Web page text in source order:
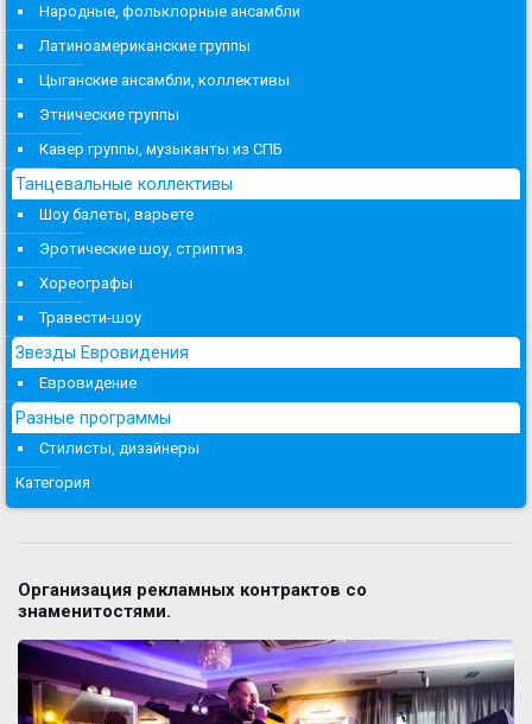
Народные, фольклорные ансамбли
Латиноамериканские группы
Цыганские ансамбли, коллективы
Этнические группы
Кавер группы, музыканты из СПБ
Танцевальные коллективы
Шоу балеты, варьете
Эротические шоу, стриптиз
Хореографы
Травести-шоу
Звезды Евровидения
Евровидение
Разные программы
Стилисты, дизайнеры
Категория
Организация рекламных контрактов со
знаменитостями.